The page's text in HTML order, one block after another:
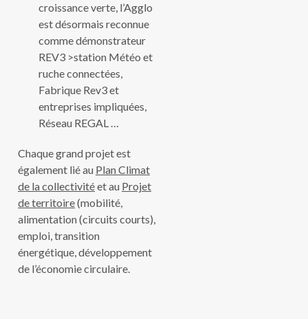
croissance verte, l’Agglo
est désormais reconnue
comme démonstrateur
REV3 >station Météo et
ruche connectées,
Fabrique Rev3 et
entreprises impliquées,
Réseau REGAL …
Chaque grand projet est
également lié au Plan Climat
de la collectivitéet au Projet
de territoire(mobilité,
alimentation (circuits courts),
emploi, transition
énergétique, développement
de l’économie circulaire.